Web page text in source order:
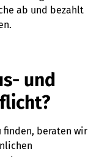
ab und bezahlt
und
finden, beraten wir